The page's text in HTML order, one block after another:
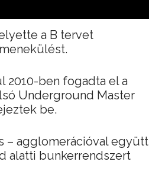
a B tervet
2010-ben fogadta el a
Underground Master
be.
– agglomerációval együtt
alatti bunkerrendszert